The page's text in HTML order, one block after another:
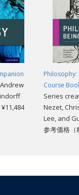
Philosophy:
Course
Series
Nezet,
Lee, and
参考価格（